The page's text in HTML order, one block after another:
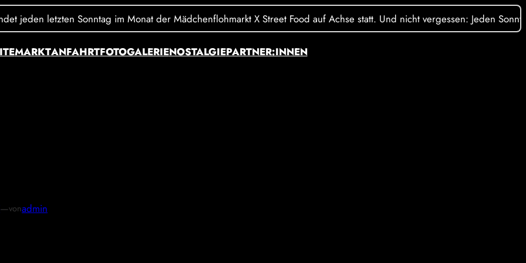
letzten Sonntag im Monat der Mädchenflohmarkt X Street Food auf Achse statt. Und nicht vergessen: Jeden
MARKTANFAHRTFOTOGALERIENOSTALGIEPARTNER:INNEN
—vonadmin